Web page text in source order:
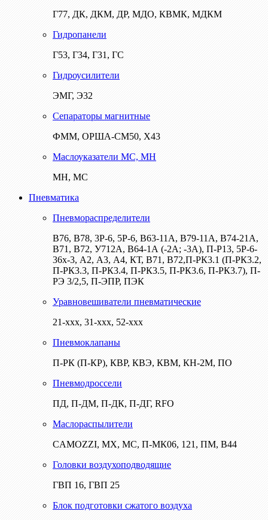
Г77, ДК, ДКМ, ДР, МДО, КВМК, МДКМ
Гидропанели
Г53, Г34, Г31, ГС
Гидроусилители
ЭМГ, Э32
Сепараторы магнитные
ФММ, ОРША-СМ50, Х43
Маслоуказатели МС, МН
МН, МС
Пневматика
Пневмораспределители
В76, В78, 3Р-6, 5Р-6, В63-11А, В79-11А, В74-21А,
В71, В72, У712А, В64-1А (-2А; -3А), П-Р13, 5Р-6-
36х-3, А2, А3, А4, КТ, В71, В72,П-РК3.1 (П-РК3.2,
П-РК3.3, П-РК3.4, П-РК3.5, П-РК3.6, П-РК3.7), П-
РЭ 3/2,5, П-ЭПР, ПЭК
Уравновешиватели пневматические
21-ххх, 31-ххх, 52-ххх
Пневмоклапаны
П-РК (П-КР), КВР, КВЭ, КВМ, КН-2М, ПО
Пневмодроссели
ПД, П-ДМ, П-ДК, П-ДГ, RFO
Маслораспылители
CAMOZZI, МХ, МС, П-МК06, 121, ПМ, В44
Головки воздухоподводящие
ГВП 16, ГВП 25
Блок подготовки сжатого воздуха